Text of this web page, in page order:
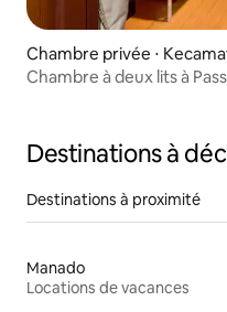
Chambre privée ⋅
Chambre à deux lits à
Destinations à
Destinations à proximité
Manado
Locations de vacances